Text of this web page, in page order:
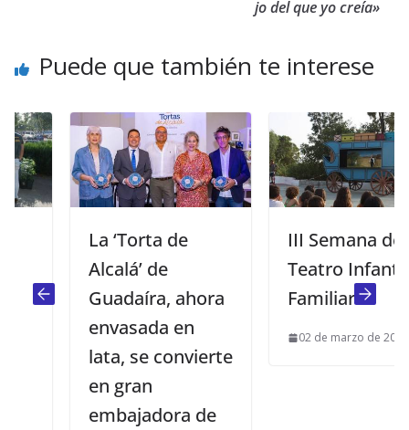
jo del que yo creía»
Puede que también te interese
​La ‘Torta de
Alcalá’ de
Guadaíra, ahora
envasada en
lata, se convierte
en gran
embajadora de
III Semana de
Teatro Infantil y
Familiar
02 de marzo de 2017